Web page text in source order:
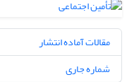
مقالات آماده انتشار
شماره جاری